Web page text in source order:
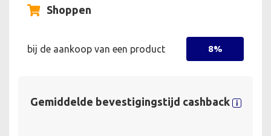
Shoppen
bij de aankoop van een product 8%
Gemiddelde bevestigingstijd cashback